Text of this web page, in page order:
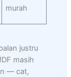
murah
justru
masih
— cat,